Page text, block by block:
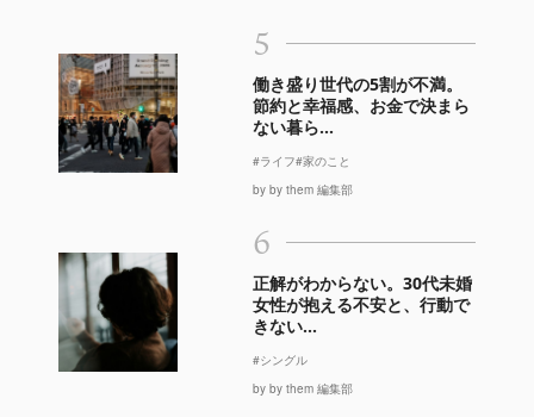
5
働き盛り世代の5割が不満。
節約と幸福感、お金で決まら
ない暮ら...
#ライフ#家のこと
by by them 編集部
6
正解がわからない。30代未婚
女性が抱える不安と、行動で
きない...
#シングル
by by them 編集部